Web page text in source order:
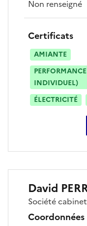
Non renseigné
Certificats
AMIANTE
INDIVIDUEL)
ÉLECTRICITÉ
David
Société
Coordonnées